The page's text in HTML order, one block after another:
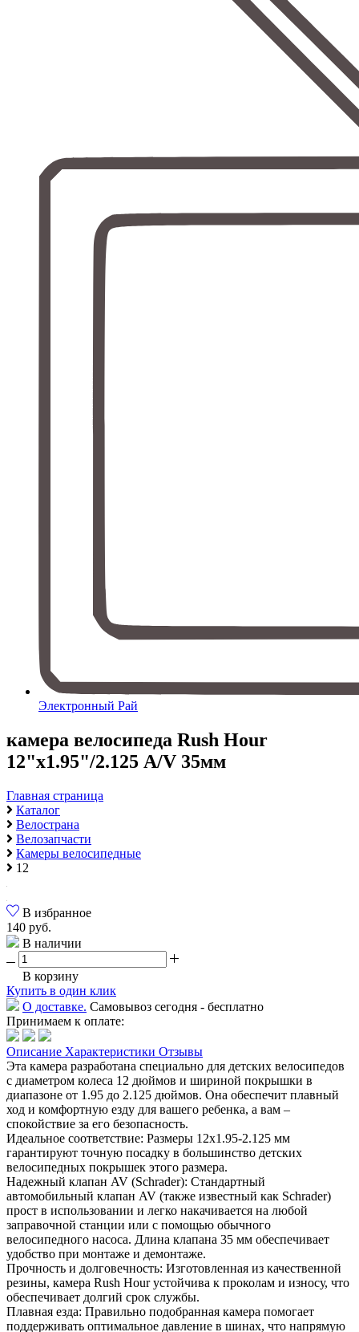
Электронный Рай
камера велосипеда Rush Hour
12"х1.95"/2.125 A/V 35мм
Главная страница
Каталог
Велострана
Велозапчасти
Камеры велосипедные
12
В избранное
140 руб.
В наличии
В корзину
Купить в один клик
О доставке. Самовывоз сегодня - бесплатно
Принимаем к оплате:
Описание Характеристики Отзывы
Эта камера разработана специально для детских велосипедов
с диаметром колеса 12 дюймов и шириной покрышки в
диапазоне от 1.95 до 2.125 дюймов. Она обеспечит плавный
ход и комфортную езду для вашего ребенка, а вам –
спокойствие за его безопасность.
Идеальное соответствие: Размеры 12х1.95-2.125 мм
гарантируют точную посадку в большинство детских
велосипедных покрышек этого размера.
Надежный клапан AV (Schrader): Стандартный
автомобильный клапан AV (также известный как Schrader)
прост в использовании и легко накачивается на любой
заправочной станции или с помощью обычного
велосипедного насоса. Длина клапана 35 мм обеспечивает
удобство при монтаже и демонтаже.
Прочность и долговечность: Изготовленная из качественной
резины, камера Rush Hour устойчива к проколам и износу, что
обеспечивает долгий срок службы.
Плавная езда: Правильно подобранная камера помогает
поддерживать оптимальное давление в шинах, что напрямую